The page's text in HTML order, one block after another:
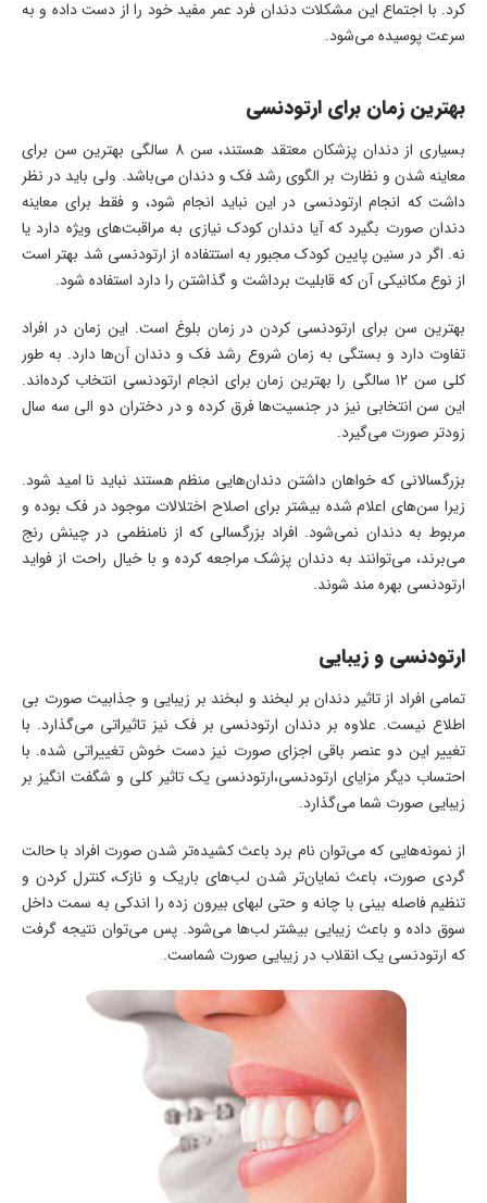
کرد. با اجتماع این مشکلات دندان فرد عمر مفید خود را از دست داده و به
سرعت پوسیده می‌شود.
بهترین زمان برای ارتودنسی
بسیاری از دندان پزشکان معتقد هستند، سن 8 سالگی بهترین سن برای
معاینه شدن و نظارت بر الگوی رشد فک و دندان می‌باشد. ولی باید در نظر
داشت که انجام ارتودنسی در این نباید انجام شود، و فقط برای معاینه
دندان صورت بگیرد که آیا دندان کودک نیازی به مراقبت‌های ویژه دارد یا
نه. اگر در سنین پایین کودک مجبور به استتفاده از ارتودنسی شد بهتر است
از نوع مکانیکی آن که قابلیت برداشت و گذاشتن را دارد استفاده شود.
بهترین سن برای ارتودنسی کردن در زمان بلوغ است. این زمان در افراد
تفاوت دارد و بستگی به زمان شروع رشد فک و دندان آن‌ها دارد. به طور
کلی سن 12 سالگی را بهترین زمان برای انجام ارتودنسی انتخاب کرده‌اند.
این سن انتخابی نیز در جنسیت‌ها فرق کرده و در دختران دو الی سه سال
زودتر صورت می‌گیرد.
بزرگسالانی که خواهان داشتن دندان‌هایی منظم هستند نباید نا امید شود.
زیرا سن‌های اعلام شده بیشتر برای اصلاح اختلالات موجود در فک بوده و
مربوط به دندان نمی‌شود. افراد بزرگسالی که از نا‌منظمی در چینش رنج
می‌برند، می‌توانند به دندان پزشک مراجعه کرده و با خیال راحت از فواید
ارتودنسی بهره مند شوند.
ارتودنسی و زیبایی
تمامی افراد از تاثیر دندان بر لبخند و لبخند بر زیبایی و جذابیت صورت بی
اطلاع نیست. علاوه بر دندان ارتودنسی بر فک نیز تاثیراتی می‌گذارد. با
تغییر این دو عنصر باقی اجزای صورت نیز دست خوش تغییراتی شده. با
احتساب دیگر مزایای ارتودنسی،ارتودنسی یک تاثیر کلی و شگفت انگیز بر
زیبایی صورت شما می‌گذارد.
از نمونه‌هایی که می‌توان نام برد باعث کشیده‌تر شدن صورت افراد با حالت
گردی صورت، باعث نمایان‌تر شدن لب‌های باریک و نازک، کنترل کردن و
تنظیم فاصله بینی با چانه و حتی لبهای بیرون زده را اندکی به سمت داخل
سوق داده و باعث زیبایی بیشتر لب‌ها می‌شود. پس می‌توان نتیجه گرفت
که ارتودنسی یک انقلاب در زیبایی صورت شماست.